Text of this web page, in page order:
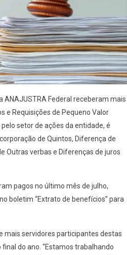
ANAJUSTRA Federal receberam mais
e Requisições de Pequeno Valor
setor de ações da entidade, é
de Quintos, Diferença de
Outras verbas e Diferenças de juros
pagos no último mês de julho,
boletim “Extrato de benefícios” para
mais servidores participantes destas
do ano. “Estamos trabalhando